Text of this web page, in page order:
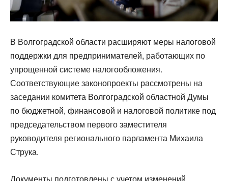
В Волгоградской области расширяют меры налоговой
поддержки для предпринимателей, работающих по
упрощенной системе налогообложения.
Соответствующие законопроекты рассмотрены на
заседании комитета Волгоградской областной Думы
по бюджетной, финансовой и налоговой политике под
председательством первого заместителя
руководителя регионального парламента Михаила
Струка.